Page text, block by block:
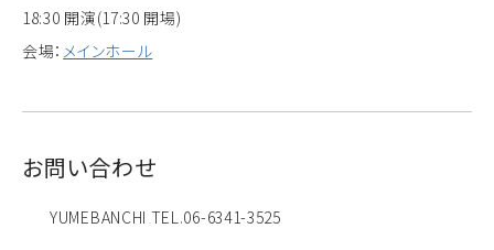
18:30 開演(17:30 開場)
会場： メインホール
お問い合わせ
YUMEBANCHI TEL.06-6341-3525